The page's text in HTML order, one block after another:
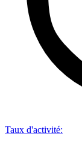
Taux d'activité: